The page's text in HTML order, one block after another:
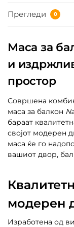
Прегледи 0
Маса за
и
простор
Совршена
маса за балкон
бараат
својот модерен
маса ќе го
вашиот двор,
модерен
Изработена од